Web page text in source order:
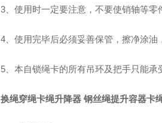
3、使用时一定要注意，不要使销轴等零
4、使用完毕后必须妥善保管，擦净涂油
5、本自锁绳卡的所有吊环及把手只能承
换绳穿绳卡绳升降器 钢丝绳提升容器卡